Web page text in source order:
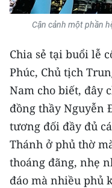
Cận cảnh một phần
Chia sẻ tại buổi lễ
Phúc, Chủ tịch
Nam cho biết, đây
đồng thầy Nguyễn
tương đối đầy đủ
Thánh ở phủ thờ
thoáng đãng, nhẹ
đáo mà nhiều phủ